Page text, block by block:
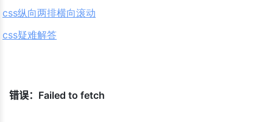
css纵向两排横向滚动
css疑难解答